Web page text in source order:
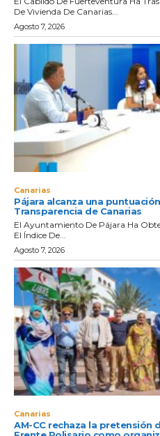
De Vivienda De Canarias...
Agosto 7, 2026
Canarias
Pájara alcanza una
Transparencia de Canarias
El Ayuntamiento De Pájara Ha
El Índice De...
Agosto 7, 2026
Canarias
AM-CC rechaza la pretensión